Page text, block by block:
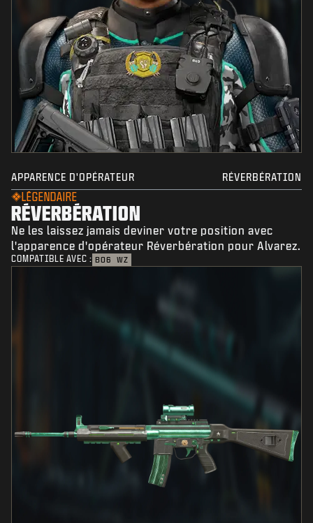
APPARENCE D'OPÉRATEUR RÉVERBÉRATION
LÉGENDAIRE
RÉVERBÉRATION
Ne les laissez jamais deviner votre position avec
l'apparence d'opérateur Réverbération pour Alvarez.
COMPATIBLE AVEC : BO6 WZ